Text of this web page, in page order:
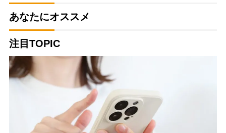
あなたにオススメ
注目TOPIC